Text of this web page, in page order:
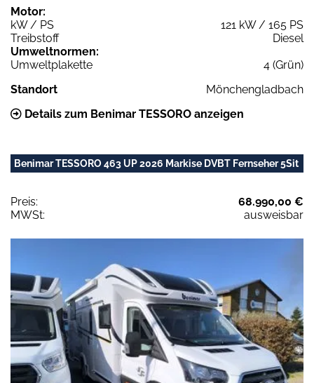
Motor:
kW / PS
121 kW / 165 PS
Treibstoff
Diesel
Umweltnormen:
Umweltplakette
4 (Grün)
Standort
Mönchengladbach
Details zum Benimar TESSORO anzeigen
Benimar TESSORO 463 UP 2026 Markise DVBT Fernseher 5Sit
Preis:
68.990,00 €
MWSt:
ausweisbar